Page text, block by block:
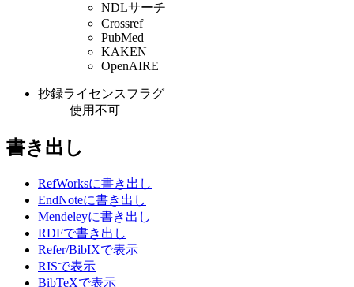
NDLサーチ
Crossref
PubMed
KAKEN
OpenAIRE
抄録ライセンスフラグ
使用不可
書き出し
RefWorksに書き出し
EndNoteに書き出し
Mendeleyに書き出し
RDFで書き出し
Refer/BibIXで表示
RISで表示
BibTeXで表示